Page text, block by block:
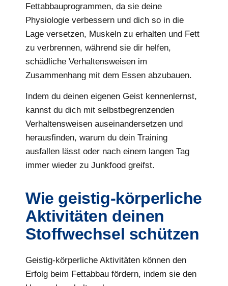
Fettabbauprogrammen, da sie deine
Physiologie verbessern und dich so in die
Lage versetzen, Muskeln zu erhalten und Fett
zu verbrennen, während sie dir helfen,
schädliche Verhaltensweisen im
Zusammenhang mit dem Essen abzubauen.
Indem du deinen eigenen Geist kennenlernst,
kannst du dich mit selbstbegrenzenden
Verhaltensweisen auseinandersetzen und
herausfinden, warum du dein Training
ausfallen lässt oder nach einem langen Tag
immer wieder zu Junkfood greifst.
Wie geistig-körperliche
Aktivitäten deinen
Stoffwechsel schützen
Geistig-körperliche Aktivitäten können den
Erfolg beim Fettabbau fördern, indem sie den